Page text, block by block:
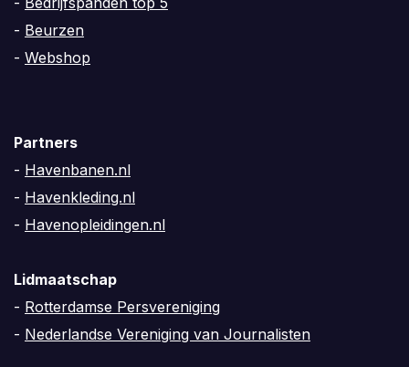
- Beurzen
- Webshop
Partners
- Havenbanen.nl
- Havenkleding.nl
- Havenopleidingen.nl
Lidmaatschap
- Rotterdamse Persvereniging
- Nederlandse Vereniging van Journalisten